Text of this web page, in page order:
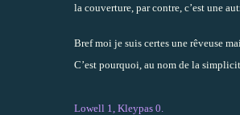
la couverture, par contre, c’est une
Bref moi je suis certes une rêveuse
C’est pourquoi, au nom de la
Lowell 1, Kleypas 0.